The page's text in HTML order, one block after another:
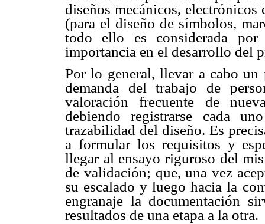
diseños mecánicos,
(para el diseño de símbolos,
todo ello es considerada
importancia en el desarrollo del
Por lo general, llevar a cabo
demanda del trabajo de
valoración frecuente de
debiendo registrarse cada
trazabilidad del diseño. Es
a formular los requisitos y
llegar al ensayo riguroso del
de validación; que, una vez
su escalado y luego hacia la
engranaje la documentación
resultados de una etapa a la otra.